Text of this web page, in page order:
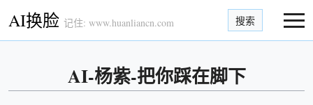
AI换脸 记住: www.huanliancn.com 搜索
AI-杨紫-把你踩在脚下